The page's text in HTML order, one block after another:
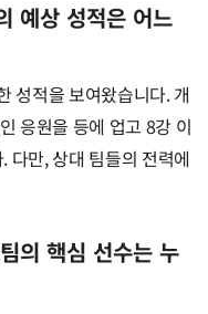
예상 성적은 어느
성적을 보여왔습니다. 개
응원을 등에 업고 8강 이
다만, 상대 팀들의 전력에
의 핵심 선수는 누